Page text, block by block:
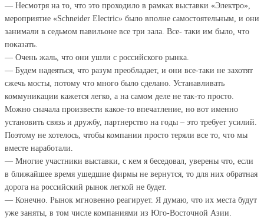
— Несмотря на то, что это проходило в рамках выставки «Электро»,
мероприятие «Schneider Electric» было вполне самостоятельным, и они
занимали в седьмом павильоне все три зала. Все- таки им было, что
показать.
— Очень жаль, что они ушли с российского рынка.
— Будем надеяться, что разум преобладает, и они все-таки не захотят
сжечь мосты, потому что много было сделано. Устанавливать
коммуникации кажется легко, а на самом деле не так-то просто.
Можно сначала произвести какое-то впечатление, но вот именно
установить связь и дружбу, партнерство на годы – это требует усилий.
Поэтому не хотелось, чтобы компании просто теряли все то, что мы
вместе наработали.
— Многие участники выставки, с кем я беседовал, уверены что, если
в ближайшее время ушедшие фирмы не вернутся, то для них обратная
дорога на российский рынок легкой не будет.
— Конечно. Рынок мгновенно реагирует. Я думаю, что их места будут
уже заняты, в том числе компаниями из Юго-Восточной Азии.